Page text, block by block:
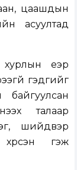
цаашдын
асуултад
үеэр
гэдгийг
байгуулсан
талаар
шийдвэр
гэж